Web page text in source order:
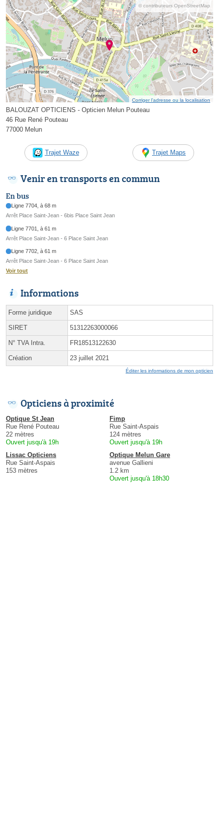
© contributeurs OpenStreetMap
Corriger l’adresse ou la localisation
BALOUZAT OPTICIENS - Opticien Melun Pouteau
46 Rue René Pouteau
77000 Melun
Trajet Waze Trajet Maps
Venir en transports en commun
En bus
Ligne 7704, à 68 m
Arrêt Place Saint-Jean - 6bis Place Saint Jean
Ligne 7701, à 61 m
Arrêt Place Saint-Jean - 6 Place Saint Jean
Ligne 7702, à 61 m
Arrêt Place Saint-Jean - 6 Place Saint Jean
Voir tout
Informations
Forme juridique SAS
SIRET 51312263000066
N° TVA Intra. FR18513122630
Création 23 juillet 2021
Éditer les informations de mon opticien
Opticiens à proximité
Optique St Jean
Rue René Pouteau
22 mètres
Ouvert jusqu'à 19h
Fimp
Rue Saint-Aspais
124 mètres
Ouvert jusqu'à 19h
Lissac Opticiens
Rue Saint-Aspais
153 mètres
Optique Melun Gare
avenue Gallieni
1.2 km
Ouvert jusqu'à 18h30